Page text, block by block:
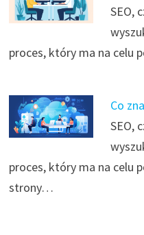
SEO,
proces, który ma na celu
Co
SEO,
proces, który ma na celu
strony…